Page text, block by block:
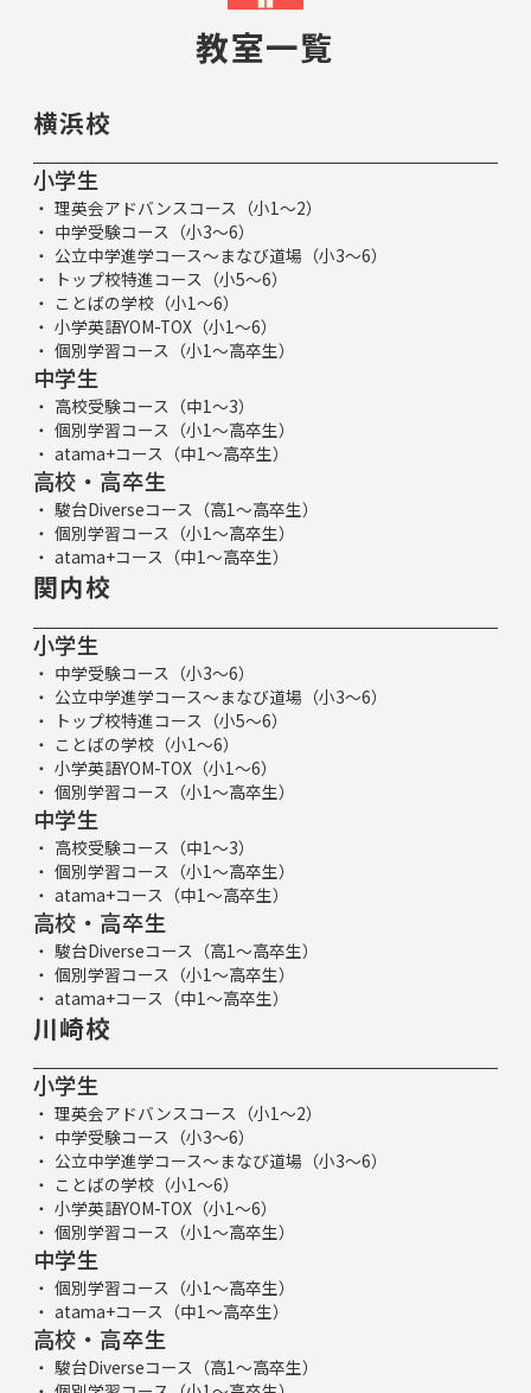
教室一覧
横浜校
小学生
理英会アドバンスコース（小1～2）
中学受験コース（小3～6）
公立中学進学コース～まなび道場（小3～6）
トップ校特進コース（小5～6）
ことばの学校（小1～6）
小学英語YOM-TOX（小1～6）
個別学習コース（小1～高卒生）
中学生
高校受験コース（中1～3）
個別学習コース（小1～高卒生）
atama+コース（中1～高卒生）
高校・高卒生
駿台Diverseコース（高1～高卒生）
個別学習コース（小1～高卒生）
atama+コース（中1～高卒生）
関内校
小学生
中学受験コース（小3～6）
公立中学進学コース～まなび道場（小3～6）
トップ校特進コース（小5～6）
ことばの学校（小1～6）
小学英語YOM-TOX（小1～6）
個別学習コース（小1～高卒生）
中学生
高校受験コース（中1～3）
個別学習コース（小1～高卒生）
atama+コース（中1～高卒生）
高校・高卒生
駿台Diverseコース（高1～高卒生）
個別学習コース（小1～高卒生）
atama+コース（中1～高卒生）
川崎校
小学生
理英会アドバンスコース（小1～2）
中学受験コース（小3～6）
公立中学進学コース～まなび道場（小3～6）
ことばの学校（小1～6）
小学英語YOM-TOX（小1～6）
個別学習コース（小1～高卒生）
中学生
個別学習コース（小1～高卒生）
atama+コース（中1～高卒生）
高校・高卒生
駿台Diverseコース（高1～高卒生）